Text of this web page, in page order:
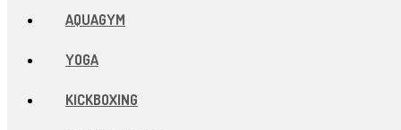
AQUAGYM
YOGA
KICKBOXING